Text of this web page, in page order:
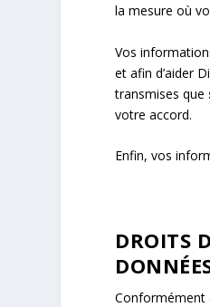
la mesure où
Vos
et afin d’aider
transmises que
votre accord.
Enfin, vos
DROITS
Conformément